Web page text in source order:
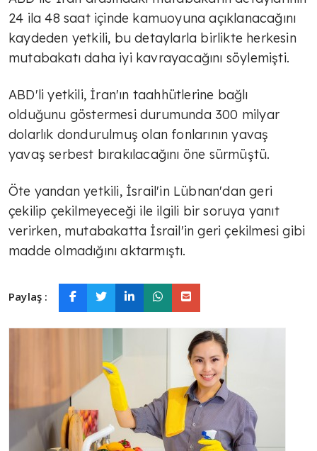
24 ila 48 saat içinde kamuoyuna açıklanacağını
kaydeden yetkili, bu detaylarla birlikte herkesin
mutabakatı daha iyi kavrayacağını söylemişti.
ABD'li yetkili, İran'ın taahhütlerine bağlı
olduğunu göstermesi durumunda 300 milyar
dolarlık dondurulmuş olan fonlarının yavaş
yavaş serbest bırakılacağını öne sürmüştü.
Öte yandan yetkili, İsrail'in Lübnan'dan geri
çekilip çekilmeyeceği ile ilgili bir soruya yanıt
verirken, mutabakatta İsrail'in geri çekilmesi gibi
madde olmadığını aktarmıştı.
Paylaş :